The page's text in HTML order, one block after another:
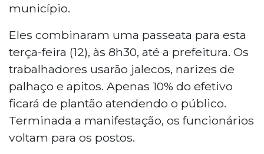
município.
Eles combinaram uma passeata para esta
terça-feira (12), às 8h30, até a prefeitura. Os
trabalhadores usarão jalecos, narizes de
palhaço e apitos. Apenas 10% do efetivo
ficará de plantão atendendo o público.
Terminada a manifestação, os funcionários
voltam para os postos.